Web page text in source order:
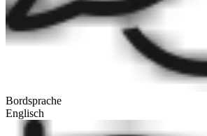
Bordsprache
Englisch